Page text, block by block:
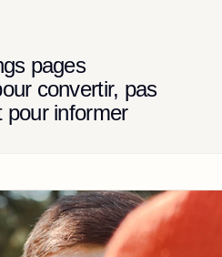
pages
convertir, pas
pour informer